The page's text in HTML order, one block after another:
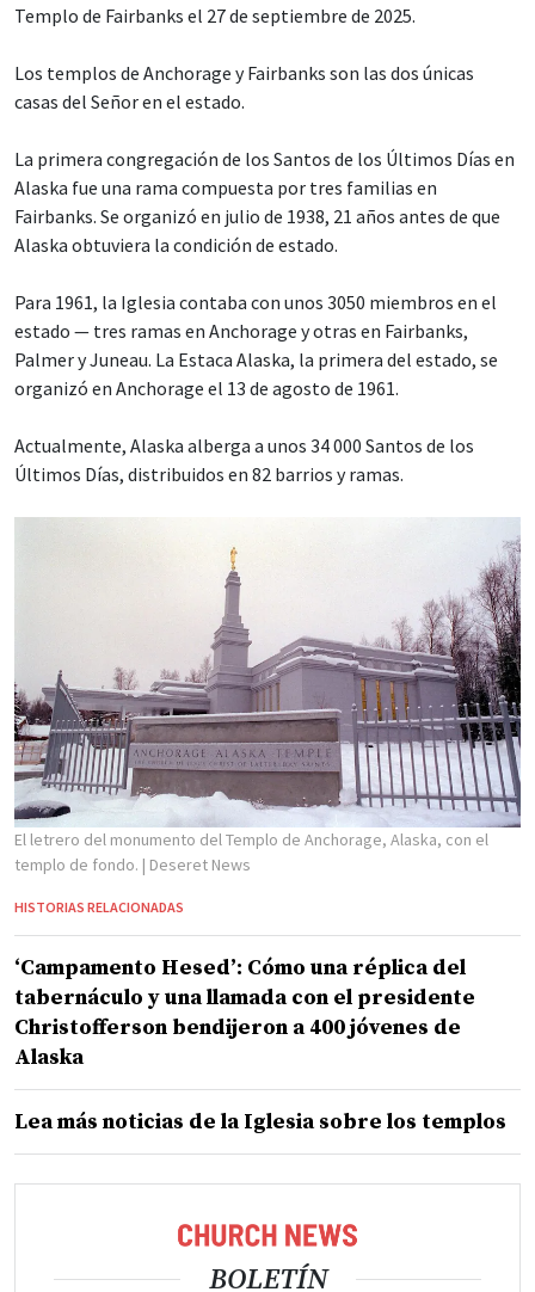
Templo de Fairbanks el 27 de septiembre de 2025.
Los templos de Anchorage y Fairbanks son las dos únicas
casas del Señor en el estado.
La primera congregación de los Santos de los Últimos Días en
Alaska fue una rama compuesta por tres familias en
Fairbanks. Se organizó en julio de 1938, 21 años antes de que
Alaska obtuviera la condición de estado.
Para 1961, la Iglesia contaba con unos 3050 miembros en el
estado — tres ramas en Anchorage y otras en Fairbanks,
Palmer y Juneau. La Estaca Alaska, la primera del estado, se
organizó en Anchorage el 13 de agosto de 1961.
Actualmente, Alaska alberga a unos 34 000 Santos de los
Últimos Días, distribuidos en 82 barrios y ramas.
El letrero del monumento del Templo de Anchorage, Alaska, con el
templo de fondo. | Deseret News
HISTORIAS RELACIONADAS
‘Campamento Hesed’: Cómo una réplica del
tabernáculo y una llamada con el presidente
Christofferson bendijeron a 400 jóvenes de
Alaska
Lea más noticias de la Iglesia sobre los templos
BOLETÍN